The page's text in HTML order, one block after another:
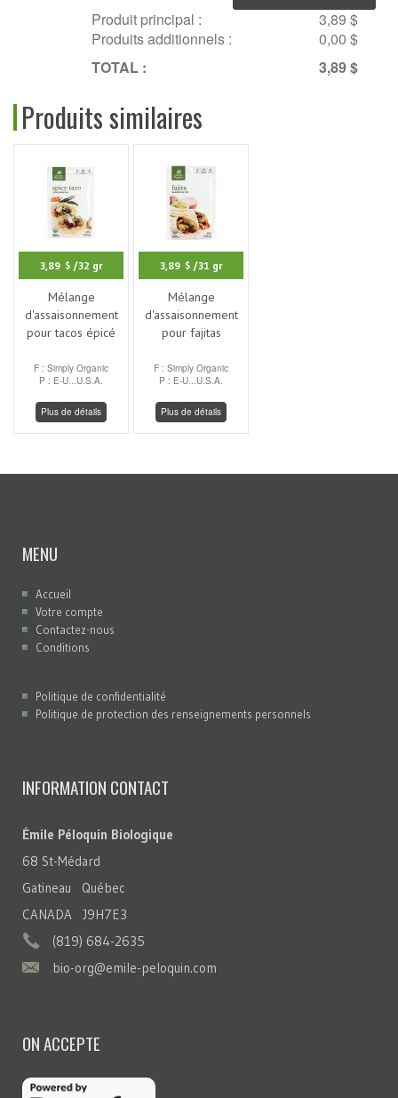
Produit principal :
3,89 $
Produits additionnels :
0,00 $
TOTAL :
3,89 $
Produits similaires
3,89 $ /32 gr
Mélange
d'assaisonnement
pour tacos épicé
F : Simply Organic
P : E-U...U.S.A.
Plus de détails
3,89 $ /31 gr
Mélange
d'assaisonnement
pour fajitas
F : Simply Organic
P : E-U...U.S.A.
Plus de détails
MENU
Accueil
Votre compte
Contactez-nous
Conditions
Politique de confidentialité
Politique de protection des renseignements personnels
INFORMATION CONTACT
Émile Péloquin Biologique
68 St-Médard
Gatineau Québec
CANADA J9H7E3
(819) 684-2635
bio-org@emile-peloquin.com
ON ACCEPTE